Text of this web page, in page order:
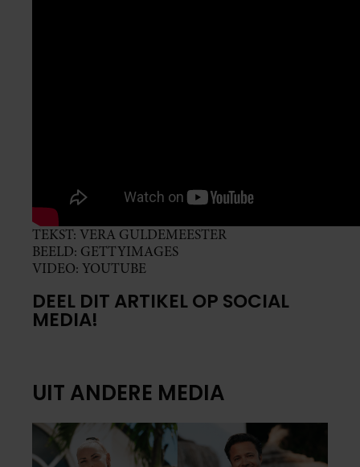
TEKST: VERA GULDEMEESTER
BEELD: GETTYIMAGES
VIDEO: YOUTUBE
DEEL DIT ARTIKEL OP SOCIAL
MEDIA!
UIT ANDERE MEDIA